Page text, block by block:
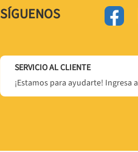
SÍGUENOS
SERVICIO AL CLIENTE
¡Estamos para ayudarte! Ingresa a